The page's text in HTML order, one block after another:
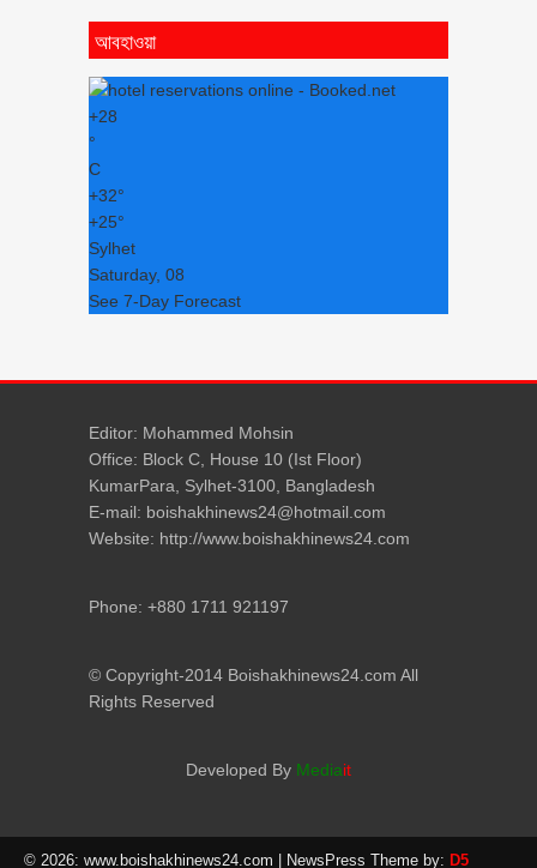
আবহাওয়া
+28
°
C
+32°
+25°
Sylhet
Saturday, 08
See 7-Day Forecast
Editor: Mohammed Mohsin
Office: Block C, House 10 (Ist Floor)
KumarPara, Sylhet-3100, Bangladesh
E-mail: boishakhinews24@hotmail.com
Website: http://www.boishakhinews24.com
Phone: +880 1711 921197
© Copyright-2014 Boishakhinews24.com All
Rights Reserved
Developed By Mediait
© 2026: www.boishakhinews24.com | NewsPress Theme by: D5